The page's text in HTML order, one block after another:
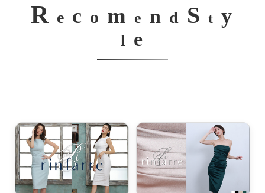
R e c o m e n d S t y
l e
エレガンスをひとさじー
エット。 夏の視線を独り占めする「夏の主役ラップロングドレス」